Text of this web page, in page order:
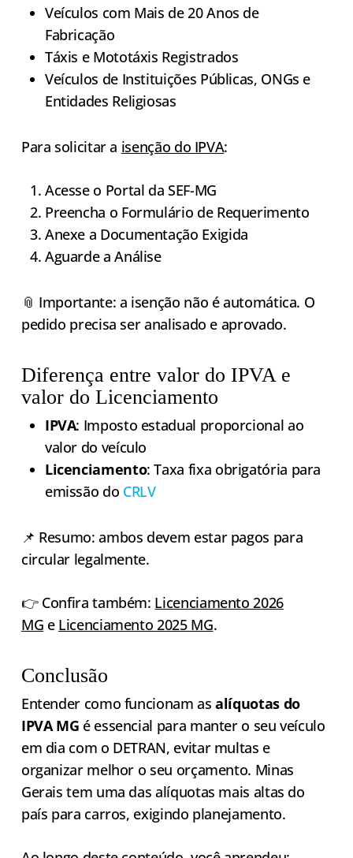
Veículos com Mais de 20 Anos de
Fabricação
Táxis e Mototáxis Registrados
Veículos de Instituições Públicas, ONGs e
Entidades Religiosas
Para solicitar a isenção do IPVA:
Acesse o Portal da SEF-MG
Preencha o Formulário de Requerimento
Anexe a Documentação Exigida
Aguarde a Análise
📎 Importante: a isenção não é automática. O
pedido precisa ser analisado e aprovado.
Diferença entre valor do IPVA e
valor do Licenciamento
IPVA: Imposto estadual proporcional ao
valor do veículo
Licenciamento: Taxa fixa obrigatória para
emissão do CRLV
📌 Resumo: ambos devem estar pagos para
circular legalmente.
👉 Confira também: Licenciamento 2026
MG e Licenciamento 2025 MG.
Conclusão
Entender como funcionam asalíquotas do
IPVA MG é essencial para manter o seu veículo
em dia com o DETRAN, evitar multas e
organizar melhor o seu orçamento. Minas
Gerais tem uma das alíquotas mais altas do
país para carros, exigindo planejamento.